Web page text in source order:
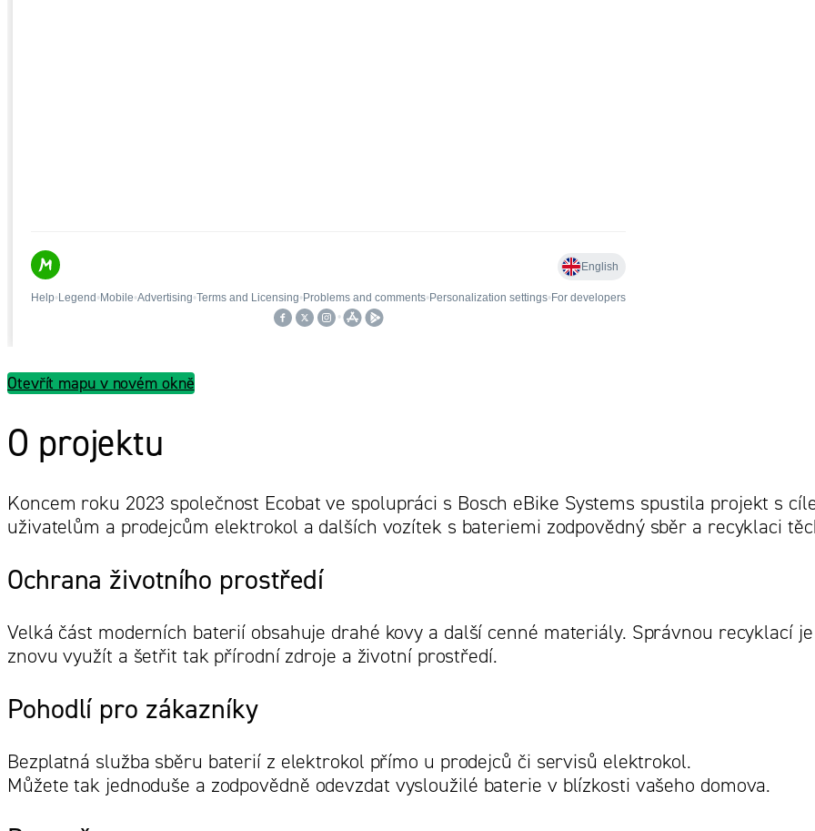
Otevřít mapu v novém okně
O projektu
Koncem roku 2023 společnost Ecobat ve spolupráci s Bosch eBike Systems spustila projekt s
uživatelům a prodejcům elektrokol a dalších vozítek s bateriemi zodpovědný sběr a recyklaci
Ochrana životního prostředí
Velká část moderních baterií obsahuje drahé kovy a další cenné materiály. Správnou recyklací
znovu využít a šetřit tak přírodní zdroje a životní prostředí.
Pohodlí pro zákazníky
Bezplatná služba sběru baterií z elektrokol přímo u prodejců či servisů elektrokol.
Můžete tak jednoduše a zodpovědně odevzdat vysloužilé baterie v blízkosti vašeho domova.